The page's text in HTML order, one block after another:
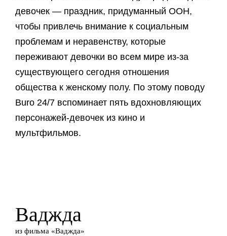
девочек — праздник, придуманный ООН,
чтобы привлечь внимание к социальным
проблемам и неравенству, которые
переживают девочки во всем мире из-за
существующего сегодня отношения
общества к женскому полу. По этому поводу
Buro 24/7 вспоминает пять вдохновляющих
персонажей-девочек из кино и
мультфильмов.
Ваджда
из фильма «Ваджда»